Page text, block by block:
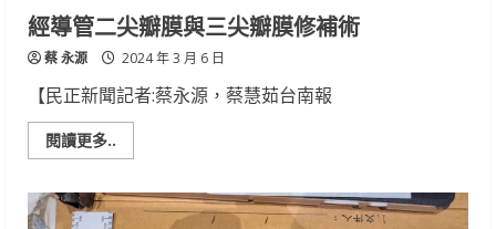
暢
遊
賞
燈
經導管二尖瓣膜與三尖瓣膜修補術
蔡 永源 2024 年 3 月 6 日
【民正新聞記者:蔡永源，蔡慧茹台南報
閱讀更多..
more
導
管